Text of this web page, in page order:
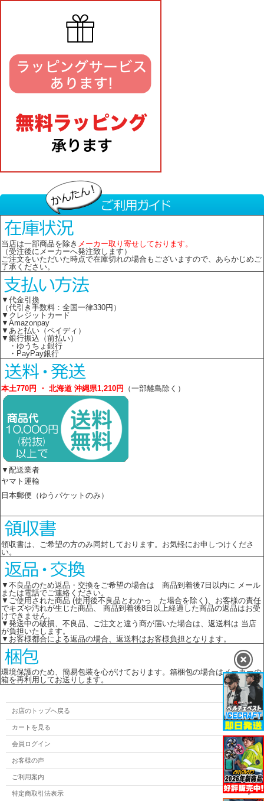
当店は一部商品を除き メーカー取り寄せしております。
（受注後にメーカーへ発注致します）
ご注文をいただいた時点で在庫切れの場合もございますので、あらかじめご
了承ください。
▼代金引換
（代引き手数料：全国一律330円）
▼クレジットカード
▼Amazonpay
▼あと払い（ペイディ）
▼銀行振込（前払い）
・ゆうちょ銀行
・PayPay銀行
本土770円 ・ 北海道 沖縄県1,210円 （一部離島除く）
▼配送業者
ヤマト運輸
日本郵便（ゆうパケットのみ）
領収書は、ご希望の方のみ同封しております。お気軽にお申しつけくださ
い。
▼不良品のため返品・交換をご希望の場合は 商品到着後7日以内に メール
または電話でご連絡ください。
▼ご使用された商品 (使用後不良品とわかっ た場合を除く)、お客様の責任
でキズや汚れが生じた商品、 商品到着後8日以上経過した商品の返品はお受
けできません。
▼発送中の破損、不良品、ご注文と違う商が届いた場合は、返送料は 当店
が負担いたします。
▼お客様都合による返品の場合、返送料はお客様負担となります。
環境保護のため、簡易包装を心がけております。箱梱包の場合はメーカーの
箱を再利用してお送りします。
お店のトップへ戻る
カートを見る
会員ログイン
お客様の声
ご利用案内
特定商取引法表示